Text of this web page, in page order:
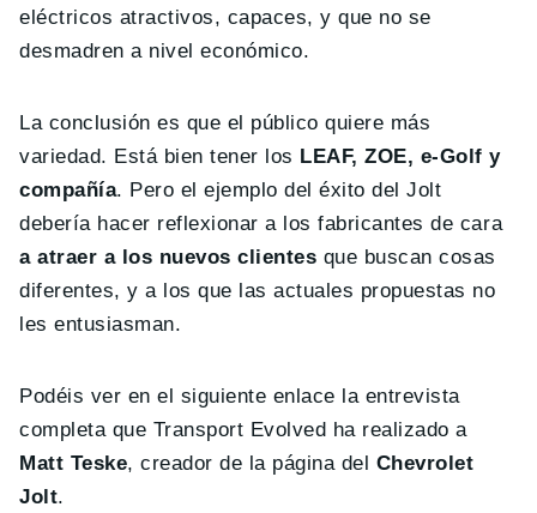
eléctricos atractivos, capaces, y que no se
desmadren a nivel económico.
La conclusión es que el público quiere más
variedad. Está bien tener los LEAF, ZOE, e-Golf y
compañía. Pero el ejemplo del éxito del Jolt
debería hacer reflexionar a los fabricantes de cara
a atraer a los nuevos clientes que buscan cosas
diferentes, y a los que las actuales propuestas no
les entusiasman.
Podéis ver en el siguiente enlace la entrevista
completa que Transport Evolved ha realizado a
Matt Teske, creador de la página del Chevrolet
Jolt.